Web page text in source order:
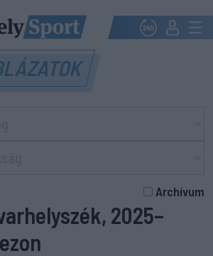
Archívum
2025–